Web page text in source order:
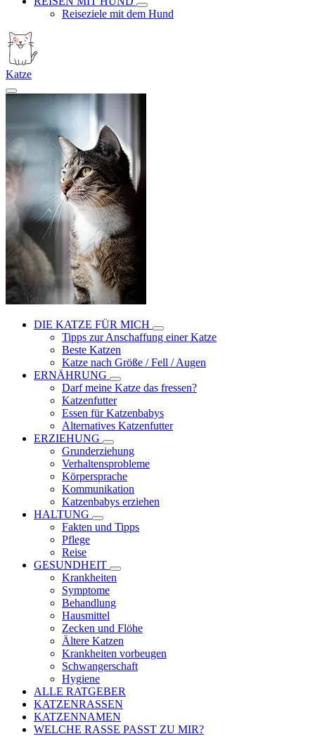
Reiseziele mit dem Hund
Katze
DIE KATZE FÜR MICH
Tipps zur Anschaffung einer Katze
Beste Katzen
Katze nach Größe / Fell / Augen
ERNÄHRUNG
Darf meine Katze das fressen?
Katzenfutter
Essen für Katzenbabys
Alternatives Katzenfutter
ERZIEHUNG
Grunderziehung
Verhaltensprobleme
Körpersprache
Kommunikation
Katzenbabys erziehen
HALTUNG
Fakten und Tipps
Pflege
Reise
GESUNDHEIT
Krankheiten
Symptome
Behandlung
Hausmittel
Zecken und Flöhe
Ältere Katzen
Krankheiten vorbeugen
Schwangerschaft
Hygiene
ALLE RATGEBER
KATZENRASSEN
KATZENNAMEN
WELCHE RASSE PASST ZU MIR?